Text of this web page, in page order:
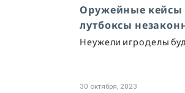
Оружейные кейсы
лутбоксы
Неужели игроделы
30 октября, 2023